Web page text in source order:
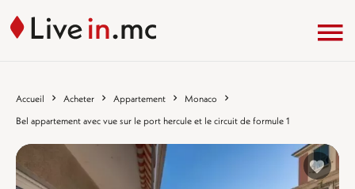
Accueil Acheter Appartement
Monaco
Bel appartement avec vue sur le port hercule et le circuit de formule 1
%}